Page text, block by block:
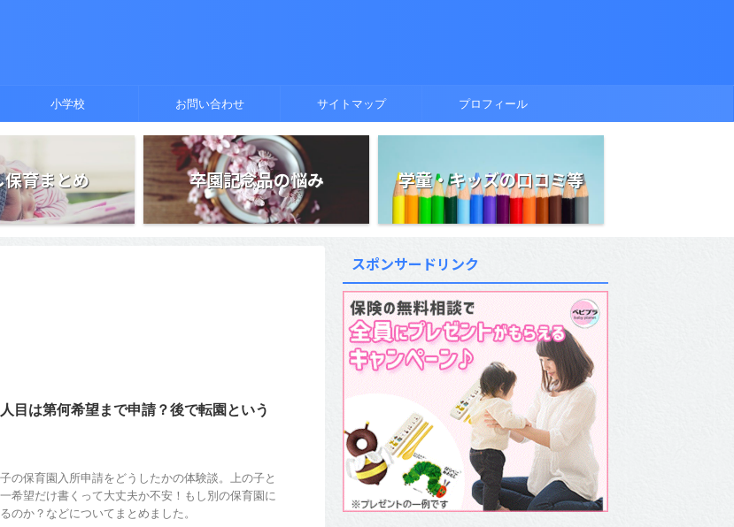
小学校 お問い合わせ サイトマップ プロフィール
育まとめ 卒園記念品の悩み 学童・キッズの口コミ等
は第何希望まで申請？後で転園という
の保育園入所申請をどうしたかの体験談。上の子と
希望だけ書くって大丈夫か不安！もし別の保育園に
のか？などについてまとめました。
スポンサードリンク